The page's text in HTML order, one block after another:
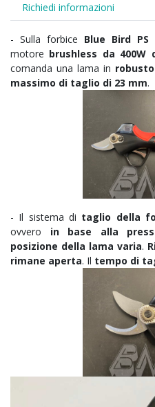
Richiedi informazioni
- Sulla forbice Blue Bird PS
motore brushless da 400W
comanda una lama in
massimo di taglio di 23 mm.
- Il sistema di taglio della
ovvero in base alla
posizione della lama varia.
rimane aperta. Il tempo di